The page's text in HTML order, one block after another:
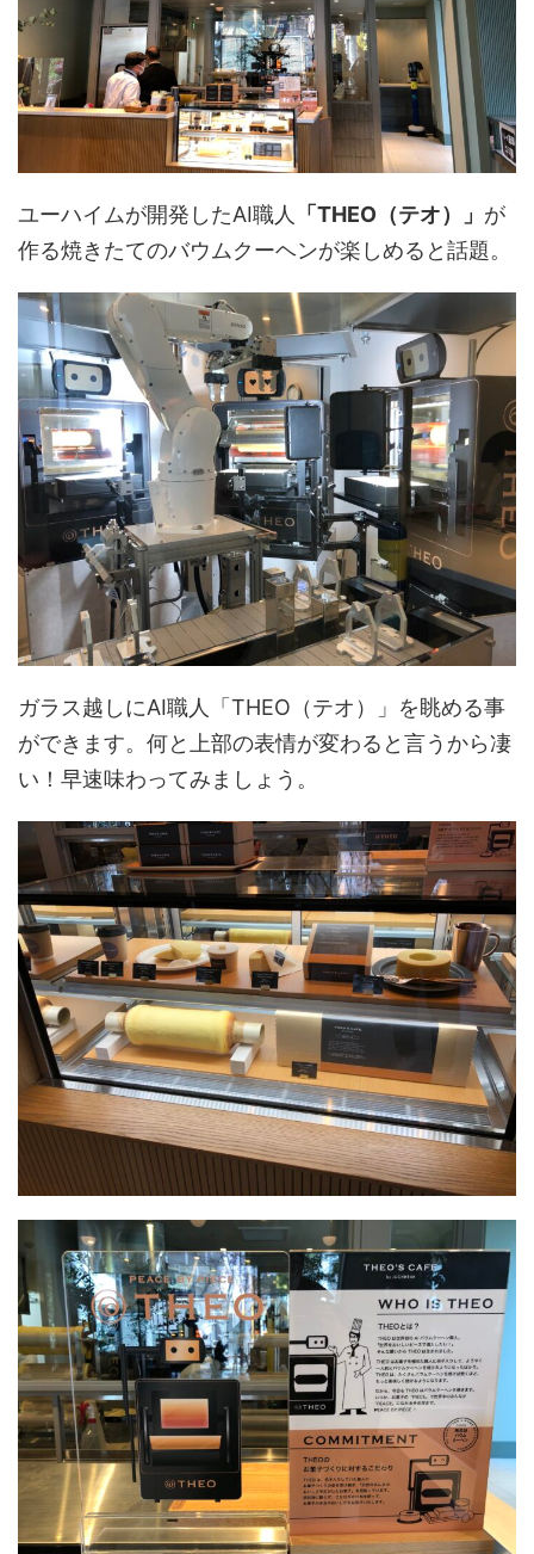
ユーハイムが開発したAI職人 「THEO（テオ）」 が
作る焼きたてのバウムクーヘンが楽しめると話題。
ガラス越しにAI職人「THEO（テオ）」を眺める事
ができます。何と上部の表情が変わると言うから凄
い！早速味わってみましょう。